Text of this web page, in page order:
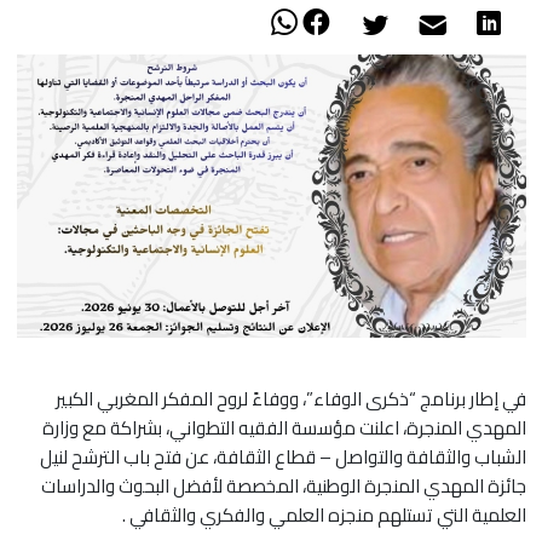
في إطار برنامج “ذكرى الوفاء”، ووفاءً لروح المفكر المغربي الكبير
المهدي المنجرة، اعلنت مؤسسة الفقيه التطواني، بشراكة مع وزارة
الشباب والثقافة والتواصل – قطاع الثقافة، عن فتح باب الترشح لنيل
جائزة المهدي المنجرة الوطنية، المخصصة لأفضل البحوث والدراسات
العلمية التي تستلهم منجزه العلمي والفكري والثقافي .